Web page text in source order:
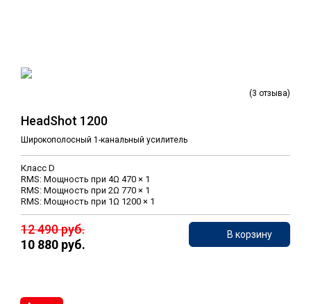
(3 отзыва)
HeadShot 1200
Широкополосный 1-канальный усилитель
Класс D
RMS: Мощность при 4Ω 470 × 1
RMS: Мощность при 2Ω 770 × 1
RMS: Мощность при 1Ω 1200 × 1
12 490 руб.
10 880 руб.
В корзину